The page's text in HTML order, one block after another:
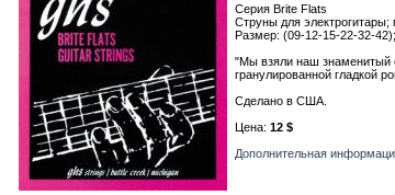
Серия Brite Flats
Струны для электрогитары;
Размер: (09-12-15-22-32-42);
"Мы взяли наш знаменитый
гранулированной гладкой
Сделано в США.
Цена: 12 $
Дополнительная